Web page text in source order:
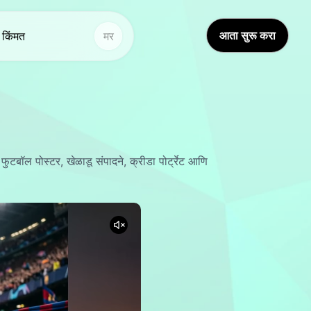
किंमत मर
व्हिडिओ भाषांतर New
AI आवाज
आजीवन व्हिडिओ
क्लोन
वर्धितकर्ता
एआय व्हॉईस चेंजर
आता सुरू करा
पोस्टर, खेळाडू संपादने, क्रीडा पोर्ट्रेट आणि